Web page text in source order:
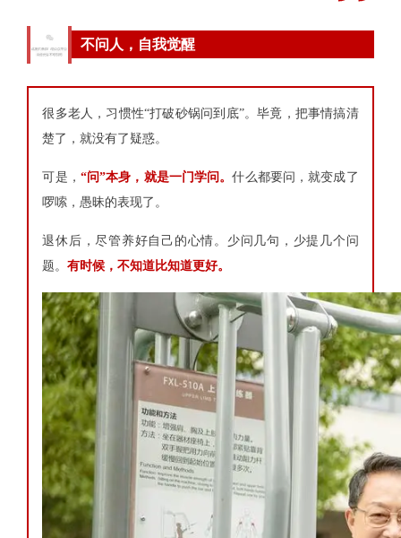
1 不问人，自我觉醒
很多老人，习惯性“打破砂锅问到底”。毕竟，把事情搞清
楚了，就没有了疑惑。
可是， “问”本身，就是一门学问。什么都要问，就变成了
啰嗦，愚昧的表现了。
退休后，尽管养好自己的心情。少问几句，少提几个问
题。有时候，不知道比知道更好。